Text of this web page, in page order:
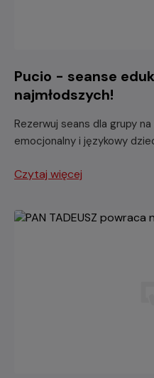
Pucio - seanse
najmłodszych!
Rezerwuj seans dla grupy
emocjonalny i językowy
Czytaj więcej